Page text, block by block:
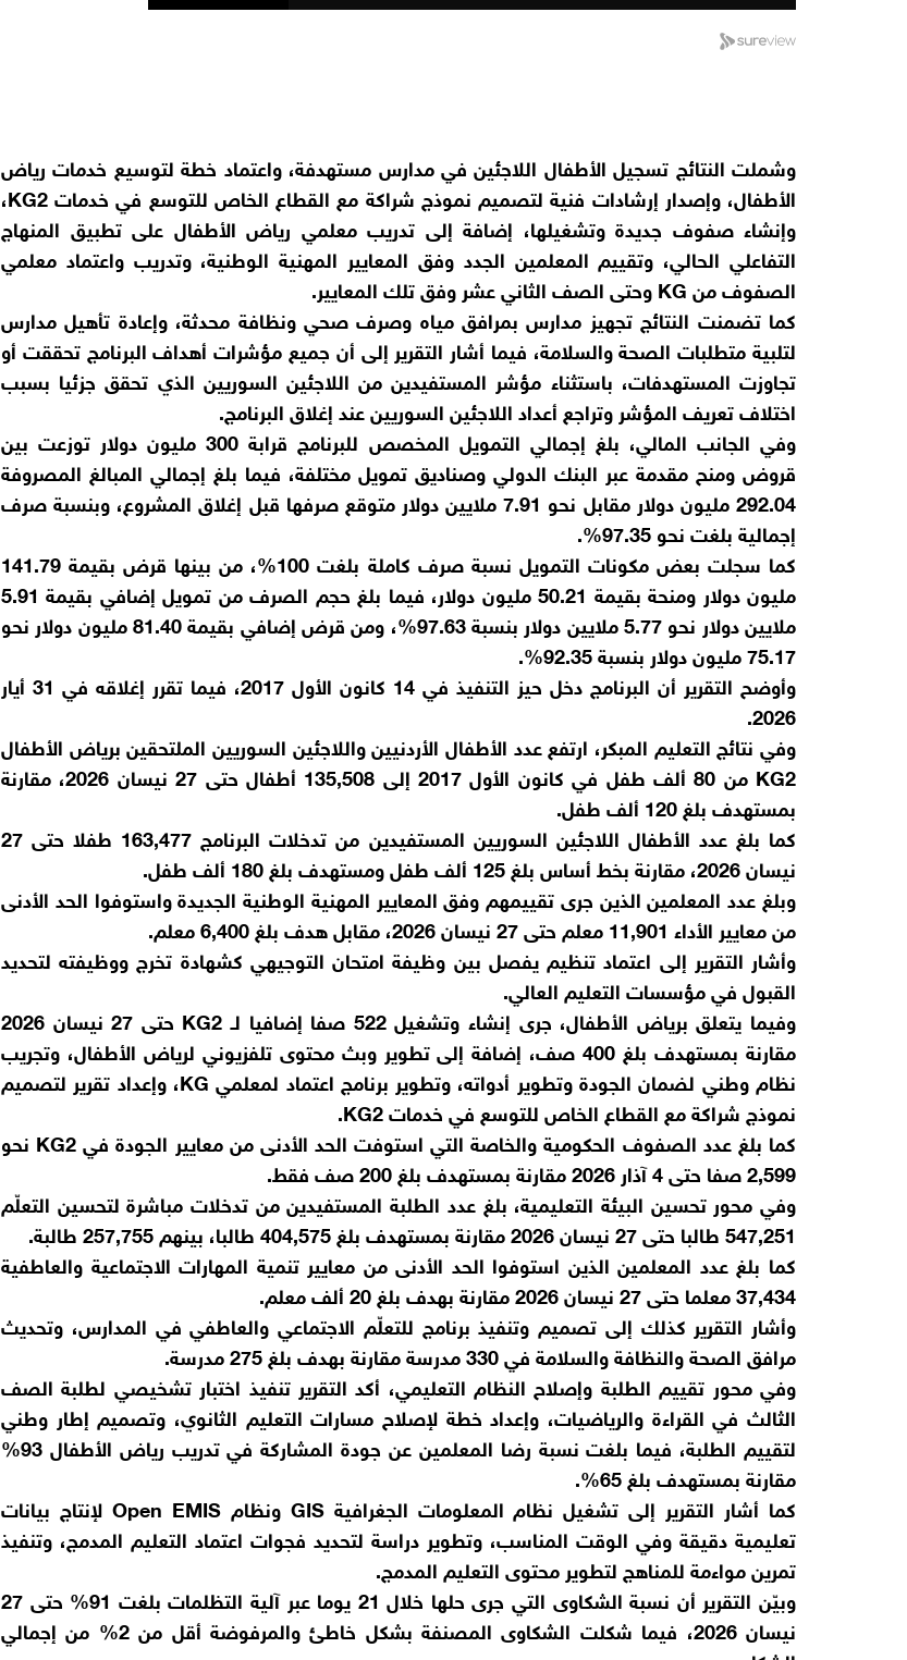
وشملت النتائج تسجيل الأطفال اللاجئين في مدارس مستهدفة، واعتماد خطة لتوسيع خدمات رياض
الأطفال، وإصدار إرشادات فنية لتصميم نموذج شراكة مع القطاع الخاص للتوسع في خدمات KG2،
وإنشاء صفوف جديدة وتشغيلها، إضافة إلى تدريب معلمي رياض الأطفال على تطبيق المنهاج
التفاعلي الحالي، وتقييم المعلمين الجدد وفق المعايير المهنية الوطنية، وتدريب واعتماد معلمي
الصفوف من KG وحتى الصف الثاني عشر وفق تلك المعايير.
كما تضمنت النتائج تجهيز مدارس بمرافق مياه وصرف صحي ونظافة محدثة، وإعادة تأهيل مدارس
لتلبية متطلبات الصحة والسلامة، فيما أشار التقرير إلى أن جميع مؤشرات أهداف البرنامج تحققت أو
تجاوزت المستهدفات، باستثناء مؤشر المستفيدين من اللاجئين السوريين الذي تحقق جزئيا بسبب
اختلاف تعريف المؤشر وتراجع أعداد اللاجئين السوريين عند إغلاق البرنامج.
وفي الجانب المالي، بلغ إجمالي التمويل المخصص للبرنامج قرابة 300 مليون دولار توزعت بين
قروض ومنح مقدمة عبر البنك الدولي وصناديق تمويل مختلفة، فيما بلغ إجمالي المبالغ المصروفة
292.04 مليون دولار مقابل نحو 7.91 ملايين دولار متوقع صرفها قبل إغلاق المشروع، وبنسبة صرف
إجمالية بلغت نحو 97.35%.
كما سجلت بعض مكونات التمويل نسبة صرف كاملة بلغت 100%، من بينها قرض بقيمة 141.79
مليون دولار ومنحة بقيمة 50.21 مليون دولار، فيما بلغ حجم الصرف من تمويل إضافي بقيمة 5.91
ملايين دولار نحو 5.77 ملايين دولار بنسبة 97.63%، ومن قرض إضافي بقيمة 81.40 مليون دولار نحو
75.17 مليون دولار بنسبة 92.35%.
وأوضح التقرير أن البرنامج دخل حيز التنفيذ في 14 كانون الأول 2017، فيما تقرر إغلاقه في 31 أيار
2026.
وفي نتائج التعليم المبكر، ارتفع عدد الأطفال الأردنيين واللاجئين السوريين الملتحقين برياض الأطفال
KG2 من 80 ألف طفل في كانون الأول 2017 إلى 135,508 أطفال حتى 27 نيسان 2026، مقارنة
بمستهدف بلغ 120 ألف طفل.
كما بلغ عدد الأطفال اللاجئين السوريين المستفيدين من تدخلات البرنامج 163,477 طفلا حتى 27
نيسان 2026، مقارنة بخط أساس بلغ 125 ألف طفل ومستهدف بلغ 180 ألف طفل.
وبلغ عدد المعلمين الذين جرى تقييمهم وفق المعايير المهنية الوطنية الجديدة واستوفوا الحد الأدنى
من معايير الأداء 11,901 معلم حتى 27 نيسان 2026، مقابل هدف بلغ 6,400 معلم.
وأشار التقرير إلى اعتماد تنظيم يفصل بين وظيفة امتحان التوجيهي كشهادة تخرج ووظيفته لتحديد
القبول في مؤسسات التعليم العالي.
وفيما يتعلق برياض الأطفال، جرى إنشاء وتشغيل 522 صفا إضافيا لـ KG2 حتى 27 نيسان 2026
مقارنة بمستهدف بلغ 400 صف، إضافة إلى تطوير وبث محتوى تلفزيوني لرياض الأطفال، وتجريب
نظام وطني لضمان الجودة وتطوير أدواته، وتطوير برنامج اعتماد لمعلمي KG، وإعداد تقرير لتصميم
نموذج شراكة مع القطاع الخاص للتوسع في خدمات KG2.
كما بلغ عدد الصفوف الحكومية والخاصة التي استوفت الحد الأدنى من معايير الجودة في KG2 نحو
2,599 صفا حتى 4 آذار 2026 مقارنة بمستهدف بلغ 200 صف فقط.
وفي محور تحسين البيئة التعليمية، بلغ عدد الطلبة المستفيدين من تدخلات مباشرة لتحسين التعلّم
547,251 طالبا حتى 27 نيسان 2026 مقارنة بمستهدف بلغ 404,575 طالبا، بينهم 257,755 طالبة.
كما بلغ عدد المعلمين الذين استوفوا الحد الأدنى من معايير تنمية المهارات الاجتماعية والعاطفية
37,434 معلما حتى 27 نيسان 2026 مقارنة بهدف بلغ 20 ألف معلم.
وأشار التقرير كذلك إلى تصميم وتنفيذ برنامج للتعلّم الاجتماعي والعاطفي في المدارس، وتحديث
مرافق الصحة والنظافة والسلامة في 330 مدرسة مقارنة بهدف بلغ 275 مدرسة.
وفي محور تقييم الطلبة وإصلاح النظام التعليمي، أكد التقرير تنفيذ اختبار تشخيصي لطلبة الصف
الثالث في القراءة والرياضيات، وإعداد خطة لإصلاح مسارات التعليم الثانوي، وتصميم إطار وطني
لتقييم الطلبة، فيما بلغت نسبة رضا المعلمين عن جودة المشاركة في تدريب رياض الأطفال 93%
مقارنة بمستهدف بلغ 65%.
كما أشار التقرير إلى تشغيل نظام المعلومات الجغرافية GIS ونظام Open EMIS لإنتاج بيانات
تعليمية دقيقة وفي الوقت المناسب، وتطوير دراسة لتحديد فجوات اعتماد التعليم المدمج، وتنفيذ
تمرين مواءمة للمناهج لتطوير محتوى التعليم المدمج.
وبيّن التقرير أن نسبة الشكاوى التي جرى حلها خلال 21 يوما عبر آلية التظلمات بلغت 91% حتى 27
نيسان 2026، فيما شكلت الشكاوى المصنفة بشكل خاطئ والمرفوضة أقل من 2% من إجمالي